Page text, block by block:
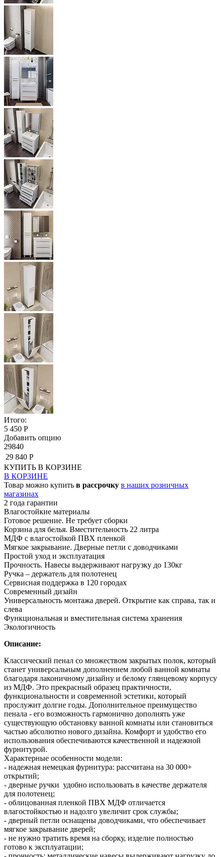
Итого:
5 450 Р
Добавить опцию
29840
29 840 Р
КУПИТЬ В КОРЗИНЕ
В КОРЗИНЕ
Товар можно купить в рассрочку в наших розничных
магазинах
2 года гарантии
Влагостойкие материалы
Готовое решение. Не требует сборки
Корзина для белья. Вместительность 22 литра
МДФ с влагостойкой ПВХ пленкой
Мягкое закрывание. Дверные петли с доводчиками
Простой уход и эксплуатация
Прочность. Навесы выдерживают нагрузку до 130кг
Ручка – держатель для полотенец
Сервисная поддержка в 120 городах
Современный дизайн
Универсальность монтажа дверей. Открытие как справа, так и
слева
Функциональная и вместительная система хранения
Экологичность
Описание:
Классический пенал со множеством закрытых полок, который
станет универсальным дополнением любой ванной комнаты
благодаря лаконичному дизайну и белому глянцевому корпусу
из МДФ. Это прекрасный образец практичности,
функциональности и современной эстетики, который
прослужит долгие годы. Дополнительное преимущество
пенала - его возможность гармонично дополнять уже
существующую обстановку ванной комнаты или становиться
частью абсолютно нового дизайна. Комфорт и удобство его
использования обеспечиваются качественной и надежной
фурнитурой.
Характерные особенности модели:
- надежная немецкая фурнитура: рассчитана на 30 000+
открытий;
- дверные ручки удобно использовать в качестве держателя
для полотенец;
- облицованная пленкой ПВХ МДФ отличается
влагостойкостью и надолго увеличит срок службы;
- дверный петли оснащены доводчиками, что обеспечивает
мягкое закрывание дверей;
- не нужно тратить время на сборку, изделие полностью
готово к эксплуатации;